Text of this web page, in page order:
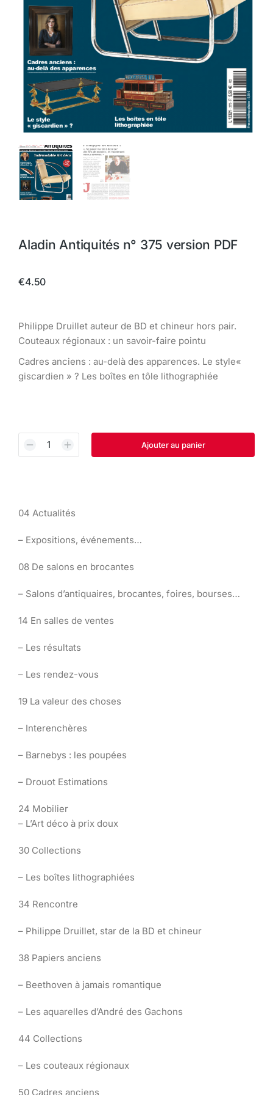
Aladin Antiquités n° 375 version PDF
€4.50
Philippe Druillet auteur de BD et chineur hors pair.
Couteaux régionaux : un savoir-faire pointu
Cadres anciens : au-delà des apparences. Le style«
giscardien » ? Les boîtes en tôle lithographiée
Ajouter au panier
04 Actualités
– Expositions, événements…
08 De salons en brocantes
– Salons d’antiquaires, brocantes, foires, bourses…
14 En salles de ventes
– Les résultats
– Les rendez-vous
19 La valeur des choses
– Interenchères
– Barnebys : les poupées
– Drouot Estimations
24 Mobilier
– L’Art déco à prix doux
30 Collections
– Les boîtes lithographiées
34 Rencontre
– Philippe Druillet, star de la BD et chineur
38 Papiers anciens
– Beethoven à jamais romantique
– Les aquarelles d’André des Gachons
44 Collections
– Les couteaux régionaux
50 Cadres anciens